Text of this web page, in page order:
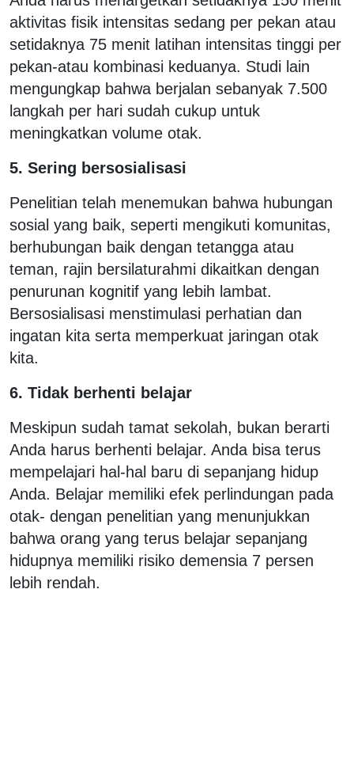
aktivitas fisik intensitas sedang per pekan atau
setidaknya 75 menit latihan intensitas tinggi per
pekan-atau kombinasi keduanya. Studi lain
mengungkap bahwa berjalan sebanyak 7.500
langkah per hari sudah cukup untuk
meningkatkan volume otak.
5. Sering bersosialisasi
Penelitian telah menemukan bahwa hubungan
sosial yang baik, seperti mengikuti komunitas,
berhubungan baik dengan tetangga atau
teman, rajin bersilaturahmi dikaitkan dengan
penurunan kognitif yang lebih lambat.
Bersosialisasi menstimulasi perhatian dan
ingatan kita serta memperkuat jaringan otak
kita.
6. Tidak berhenti belajar
Meskipun sudah tamat sekolah, bukan berarti
Anda harus berhenti belajar. Anda bisa terus
mempelajari hal-hal baru di sepanjang hidup
Anda. Belajar memiliki efek perlindungan pada
otak- dengan penelitian yang menunjukkan
bahwa orang yang terus belajar sepanjang
hidupnya memiliki risiko demensia 7 persen
lebih rendah.